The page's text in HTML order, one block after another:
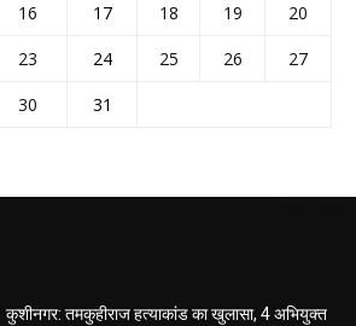
16 17 18 19
20
23 24 25 26
27
30
31
कुशीनगर: तमकुहीराज हत्याकांड का खुलासा, 4 अभियुक्त